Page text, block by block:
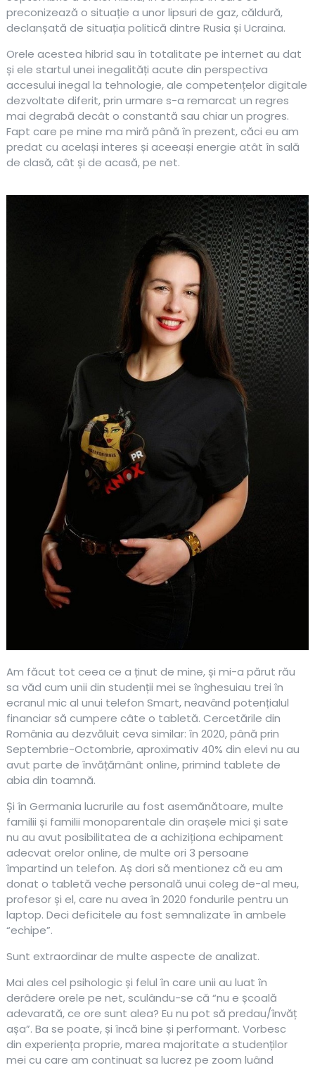
preconizează o situație a unor lipsuri de gaz, căldură,
declanșată de situația politică dintre Rusia și Ucraina.
Orele acestea hibrid sau în totalitate pe internet au dat
și ele startul unei inegalități acute din perspectiva
accesului inegal la tehnologie, ale competențelor digitale
dezvoltate diferit, prin urmare s-a remarcat un regres
mai degrabă decât o constantă sau chiar un progres.
Fapt care pe mine ma miră până în prezent, căci eu am
predat cu același interes și aceeași energie atât în sală
de clasă, cât și de acasă, pe net.
Am făcut tot ceea ce a ținut de mine, și mi-a părut rău
sa văd cum unii din studenții mei se înghesuiau trei în
ecranul mic al unui telefon Smart, neavând potențialul
financiar să cumpere câte o tabletă. Cercetările din
România au dezvăluit ceva similar: în 2020, până prin
Septembrie-Octombrie, aproximativ 40% din elevi nu au
avut parte de învățământ online, primind tablete de
abia din toamnă.
Și în Germania lucrurile au fost asemănătoare, multe
familii și familii monoparentale din orașele mici și sate
nu au avut posibilitatea de a achiziționa echipament
adecvat orelor online, de multe ori 3 persoane
împartind un telefon. Aș dori să mentionez că eu am
donat o tabletă veche personală unui coleg de-al meu,
profesor și el, care nu avea în 2020 fondurile pentru un
laptop. Deci deficitele au fost semnalizate în ambele
“echipe”.
Sunt extraordinar de multe aspecte de analizat.
Mai ales cel psihologic și felul în care unii au luat în
derâdere orele pe net, sculându-se că “nu e școală
adevarată, ce ore sunt alea? Eu nu pot să predau/învăț
așa”. Ba se poate, și încă bine și performant. Vorbesc
din experiența proprie, marea majoritate a studenților
mei cu care am continuat sa lucrez pe zoom luând